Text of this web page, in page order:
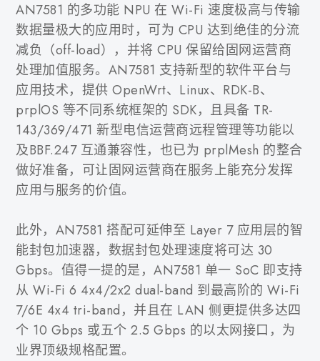
AN7581 的多功能 NPU 在 Wi-Fi 速度极高与传输
数据量极大的应用时，可为 CPU 达到绝佳的分流
减负（off-load），并将 CPU 保留给固网运营商
处理加值服务。AN7581 支持新型的软件平台与
应用技术，提供 OpenWrt、Linux、RDK-B、
prplOS 等不同系统框架的 SDK，且具备 TR-
143/369/471 新型电信运营商远程管理等功能以
及BBF.247 互通兼容性，也已为 prplMesh 的整合
做好准备，可让固网运营商在服务上能充分发挥
应用与服务的价值。
此外，AN7581 搭配可延伸至 Layer 7 应用层的智
能封包加速器，数据封包处理速度将可达 30
Gbps。值得一提的是，AN7581 单一 SoC 即支持
从 Wi-Fi 6 4x4/2x2 dual-band 到最高阶的 Wi-Fi
7/6E 4x4 tri-band，并且在 LAN 侧更提供多达四
个 10 Gbps 或五个 2.5 Gbps 的以太网接口，为
业界顶级规格配置。